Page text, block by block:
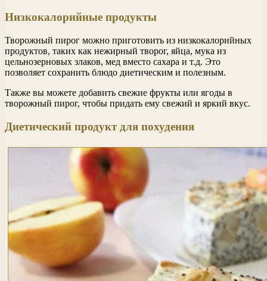
Низкокалорийные продукты
Творожный пирог можно приготовить из низкокалорийных
продуктов, таких как нежирный творог, яйца, мука из
цельнозерновых злаков, мед вместо сахара и т.д. Это
позволяет сохранить блюдо диетическим и полезным.
Также вы можете добавить свежие фрукты или ягоды в
творожный пирог, чтобы придать ему свежий и яркий вкус.
Диетический продукт для похудения